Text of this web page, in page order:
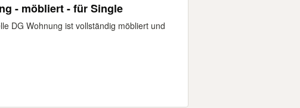
2 Zimmer DG Wohnung - möbliert - für Single
DG Wohnung ist vollständig möbliert und